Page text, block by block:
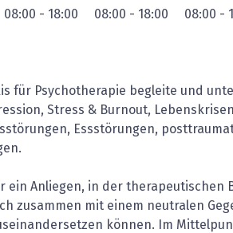
08:00 - 18:00
08:00 - 18:00
08:00 -
für Psychotherapie begleite und
Stress & Burnout,
Essstörungen,
ein Anliegen, in der therapeutischen
zusammen mit einem neutralen
können. Im